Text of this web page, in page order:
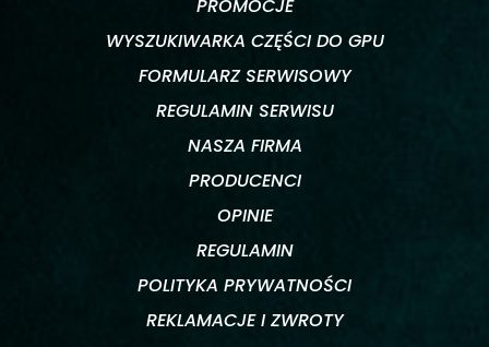
PROMOCJE
WYSZUKIWARKA CZĘŚCI DO GPU
FORMULARZ SERWISOWY
REGULAMIN SERWISU
NASZA FIRMA
PRODUCENCI
OPINIE
REGULAMIN
POLITYKA PRYWATNOŚCI
REKLAMACJE I ZWROTY